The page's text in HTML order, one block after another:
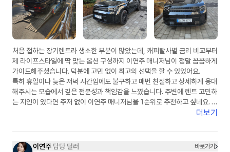
처음 접하는 장기렌트라 생소한 부분이 많았는데, 캐피탈사별 금리 비교부터
제 라이프스타일에 딱 맞는 옵션 구성까지 이연주 매니저님이 정말 꼼꼼하게
가이드해주셨습니다. 덕분에 고민 없이 최고의 선택을 할 수 있었어요.
​특히 휴일이나 늦은 저녁 시간임에도 불구하고 매번 친절하고 상세하게 응대
해주시는 모습에서 깊은 전문성과 책임감을 느꼈습니다. 주변에 렌트 고민하
는 지인이 있다면 주저 없이 이연주 매니저님을 1순위로 추천하고 싶네요. 마
지막까지 무사고를 기원하며 챙겨주신 선물도 차에 예쁘게 잘 달고 다니겠습
더보기
이연주 담당 딜러 바로가기